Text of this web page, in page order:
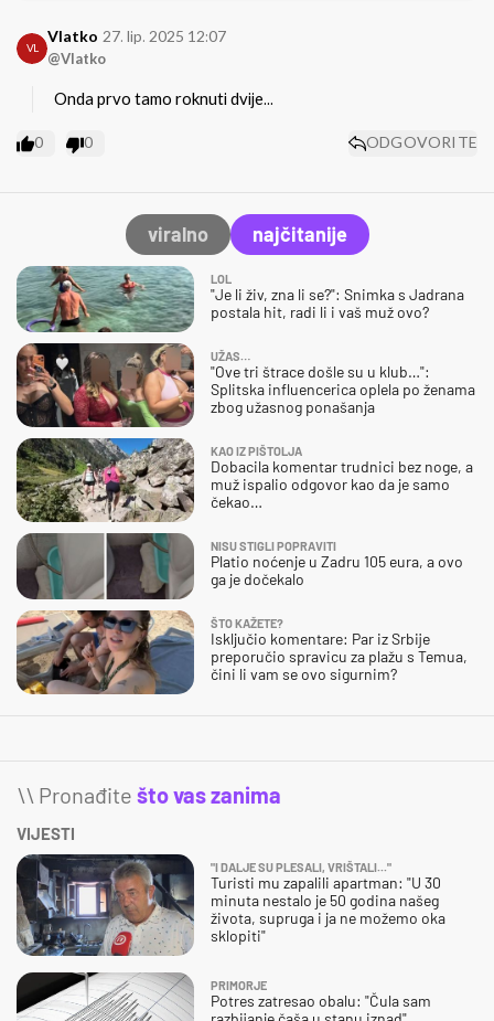
VL
Vlatko
@Vlatko
27. lip. 2025 12:07
Onda prvo tamo roknuti dvije...
0 0 ODGOVORITE
viralno najčitanije
LOL
"Je li živ, zna li se?": Snimka s Jadrana
postala hit, radi li i vaš muž ovo?
UŽAS…
"Ove tri štrace došle su u klub…":
Splitska influencerica oplela po ženama
zbog užasnog ponašanja
KAO IZ PIŠTOLJA
Dobacila komentar trudnici bez noge, a
muž ispalio odgovor kao da je samo
čekao…
NISU STIGLI POPRAVITI
Platio noćenje u Zadru 105 eura, a ovo
ga je dočekalo
ŠTO KAŽETE?
Isključio komentare: Par iz Srbije
preporučio spravicu za plažu s Temua,
čini li vam se ovo sigurnim?
\\ Pronađite što vas zanima
VIJESTI
"I DALJE SU PLESALI, VRIŠTALI..."
Turisti mu zapalili apartman: "U 30
minuta nestalo je 50 godina našeg
života, supruga i ja ne možemo oka
sklopiti"
PRIMORJE
Potres zatresao obalu: "Čula sam